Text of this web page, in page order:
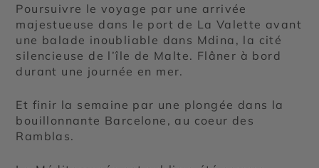
Poursuivre le voyage par une arrivée
majestueuse dans le port de La Valette avant
une balade inoubliable dans Mdina, la cité
silencieuse de l’île de Malte. Flâner à bord
durant une journée en mer.
Et finir la semaine par une plongée dans la
bouillonnante Barcelone, au coeur des
Ramblas.